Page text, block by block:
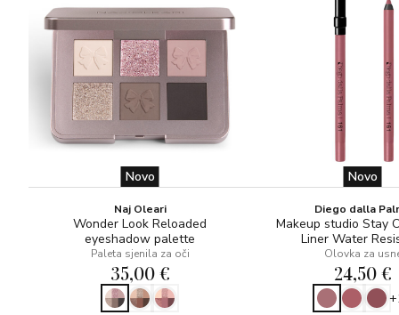
Novo
Naj Oleari
Wonder Look Reloaded
eyeshadow palette
Paleta sjenila za oči
35,00 €
Novo
Diego dalla
Makeup studio Stay
Liner Water
Olovka za
24,50 €